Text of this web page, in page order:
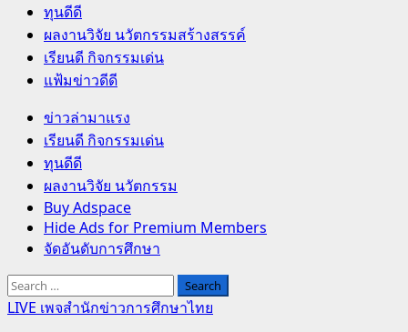
ทุนดีดี
ผลงานวิจัย นวัตกรรมสร้างสรรค์
เรียนดี กิจกรรมเด่น
แฟ้มข่าวดีดี
Primary
Menu
ข่าวล่ามาแรง
เรียนดี กิจกรรมเด่น
ทุนดีดี
ผลงานวิจัย นวัตกรรม
Buy Adspace
Hide Ads for Premium Members
จัดอันดับการศึกษา
Search
for:
LIVE เพจสำนักข่าวการศึกษาไทย